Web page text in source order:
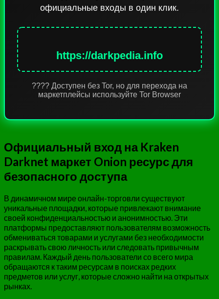
официальные входы в один клик.
https://darkpedia.info
???? Доступен без Tor, но для перехода на
маркетплейсы используйте Tor Browser
Официальный вход на Kraken
Darknet маркет Onion ресурс для
безопасного доступа
В динамичном мире онлайн-торговли существуют
уникальные площадки, которые привлекают внимание
своей конфиденциальностью и анонимностью. Эти
платформы предоставляют пользователям возможность
обмениваться товарами и услугами без необходимости
раскрывать свою личность или следовать привычным
правилам. Каждый день пользователи со всего мира
обращаются к таким ресурсам в поисках редких
предметов или услуг, которые сложно найти на открытых
рынках.